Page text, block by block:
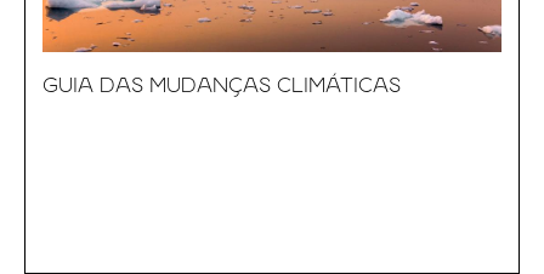
GUIA DAS MUDANÇAS CLIMÁTICAS